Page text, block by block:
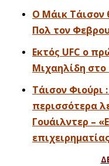
Ο Μάικ Τάισον
Πολ τον
Εκτός UFC ο
Μιχαηλίδη
Τάισον Φιούρι
περισσότερα
Γουάιλντερ –